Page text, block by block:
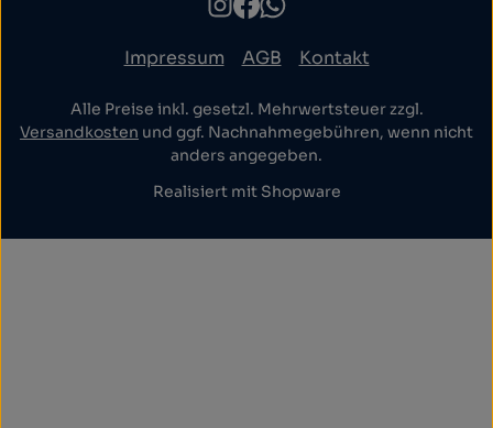
Impressum AGB Kontakt
Alle Preise inkl. gesetzl. Mehrwertsteuer zzgl.
Versandkosten und ggf. Nachnahmegebühren, wenn nicht
anders angegeben.
Realisiert mit Shopware